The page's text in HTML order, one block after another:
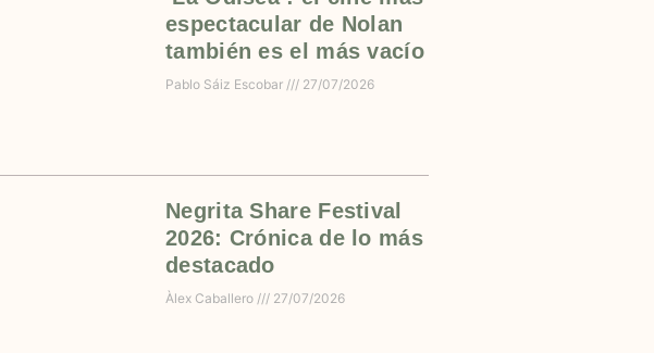
espectacular de Nolan
también es el más vacío
Pablo Sáiz Escobar 27/07/2026
Negrita Share Festival
2026: Crónica de lo más
destacado
Àlex Caballero 27/07/2026